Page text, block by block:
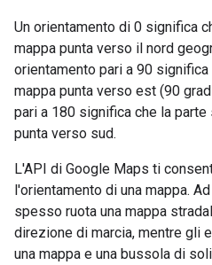
Un orientamento di 0 significa
mappa punta verso il nord
orientamento pari a 90
mappa punta verso est (90
pari a 180 significa che la
punta verso sud.
L'API di Google Maps ti
l'orientamento di una mappa.
spesso ruota una mappa
direzione di marcia, mentre gli
una mappa e una bussola di